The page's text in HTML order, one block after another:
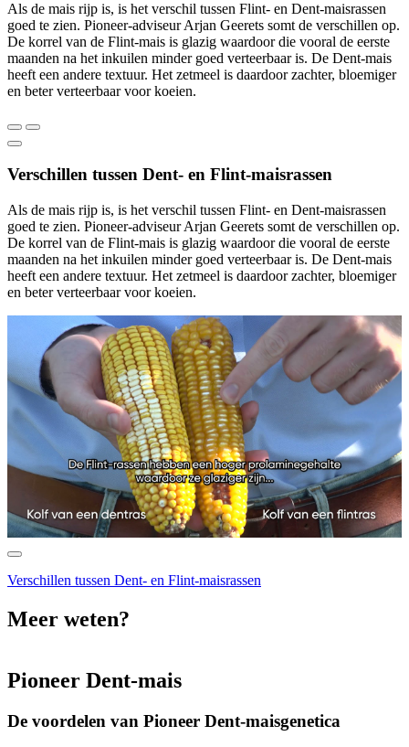
Als de mais rijp is, is het verschil tussen Flint- en Dent-maisrassen
goed te zien. Pioneer-adviseur Arjan Geerets somt de verschillen op.
De korrel van de Flint-mais is glazig waardoor die vooral de eerste
maanden na het inkuilen minder goed verteerbaar is. De Dent-mais
heeft een andere textuur. Het zetmeel is daardoor zachter, bloemiger
en beter verteerbaar voor koeien.
Verschillen tussen Dent- en Flint-maisrassen
Als de mais rijp is, is het verschil tussen Flint- en Dent-maisrassen
goed te zien. Pioneer-adviseur Arjan Geerets somt de verschillen op.
De korrel van de Flint-mais is glazig waardoor die vooral de eerste
maanden na het inkuilen minder goed verteerbaar is. De Dent-mais
heeft een andere textuur. Het zetmeel is daardoor zachter, bloemiger
en beter verteerbaar voor koeien.
Verschillen tussen Dent- en Flint-maisrassen
Meer weten?
Pioneer Dent-mais
De voordelen van Pioneer Dent-maisgenetica